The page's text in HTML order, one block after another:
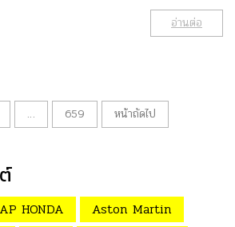
อ่านต่อ
… 659 หน้าถัดไป
AP HONDA
Aston Martin